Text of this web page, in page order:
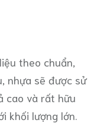
theo chuẩn,
nhựa sẽ được sử
cao và rất hữu
khối lượng lớn.